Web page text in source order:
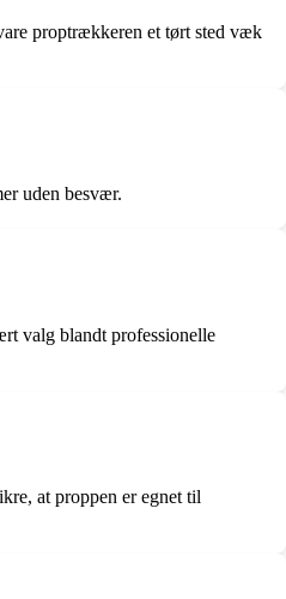
proptrækkeren et tørt sted væk
uden besvær.
valg blandt professionelle
at proppen er egnet til